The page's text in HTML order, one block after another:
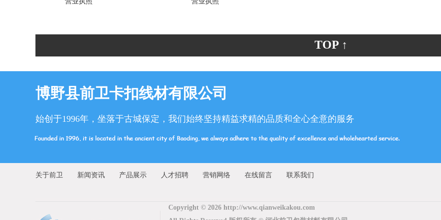
TOP ↑
博野县前卫卡扣线材有限公司
始创于1996年，坐落于古城保定，我们始终坚持精益求精的品质和全心全意的服务
关于前卫 新闻资讯 产品展示 人才招聘 营销网络 在线留言 联系我们
Copyright © 2026 http://www.qianweikakou.com